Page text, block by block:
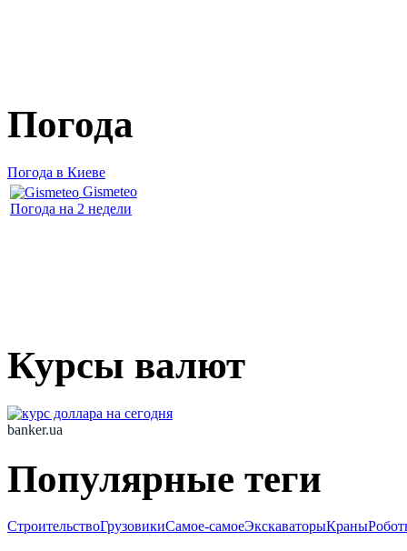
Погода
Погода в Киеве
Gismeteo
Погода на 2 недели
Курсы валют
banker.ua
Популярные теги
СтроительствоГрузовикиСамое-самоеЭкскаваторыКраны